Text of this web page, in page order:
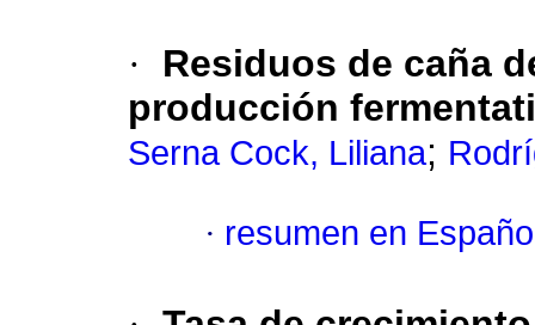
·
Residuos de caña
producción
Serna Cock, Liliana;
· resumen en